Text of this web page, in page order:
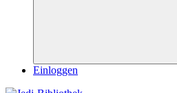
Suchen
Einloggen